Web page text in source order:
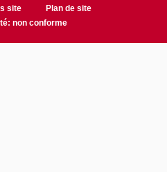
site
Plan de site
non conforme